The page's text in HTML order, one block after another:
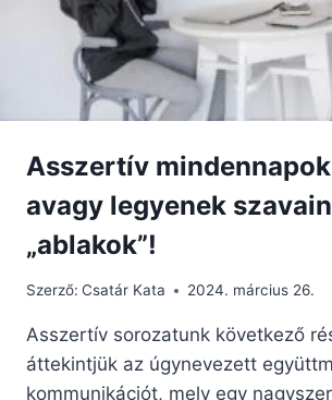
Asszertív mindennapok
avagy legyenek
„ablakok”!
Szerző: Csatár Kata 2024. március 26.
Asszertív sorozatunk következő
áttekintjük az úgynevezett
kommunikációt, mely egy